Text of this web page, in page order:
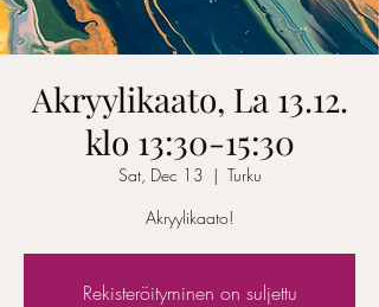
Akryylikaato, La 13.12.
klo 13:30-15:30
Sat, Dec 13
  |
Turku
Akryylikaato!
Rekisteröityminen on suljettu